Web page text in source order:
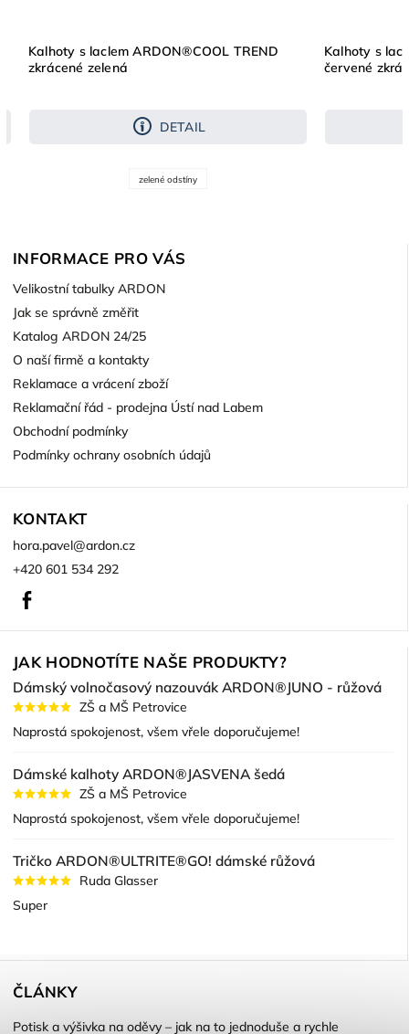
Kalhoty s laclem ARDON®COOL TREND
zkrácené zelená
DETAIL
zelené odstíny
Kalhoty s
červené
INFORMACE PRO VÁS
Velikostní tabulky ARDON
Jak se správně změřit
Katalog ARDON 24/25
O naší firmě a kontakty
Reklamace a vrácení zboží
Reklamační řád - prodejna Ústí nad Labem
Obchodní podmínky
Podmínky ochrany osobních údajů
KONTAKT
hora.pavel@ardon.cz
+420 601 534 292
JAK HODNOTÍTE NAŠE PRODUKTY?
Dámský volnočasový nazouvák ARDON®JUNO - růžová
ZŠ a MŠ Petrovice
Naprostá spokojenost, všem vřele doporučujeme!
Dámské kalhoty ARDON®JASVENA šedá
ZŠ a MŠ Petrovice
Naprostá spokojenost, všem vřele doporučujeme!
Tričko ARDON®ULTRITE®GO! dámské růžová
Ruda Glasser
Super
ČLÁNKY
Potisk a výšivka na oděvy – jak na to jednoduše a rychle